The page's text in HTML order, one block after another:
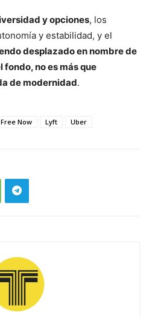
y opciones, los
y estabilidad, y el
desplazado en nombre de
fondo, no es más que
de modernidad.
Free Now Lyft Uber